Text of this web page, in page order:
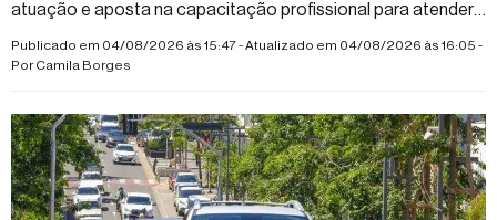
atuação e aposta na capacitação profissional para atender
à crescente demanda do mercado
Publicado em 04/08/2026 às 15:47 - Atualizado em 04/08/2026 às 16:05 -
PorCamila Borges